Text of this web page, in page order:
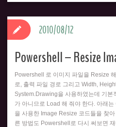
Powershell – Resize
Powershell 로 이미지 파일을 Resize
로, 출력 파일 경로 그리고 Width,
System.Drawing을 사용하였는데 기
가 아니므로 Load 해 줘야 한다. 아래
을 사용한 Image Resize 코드들을 찾
른 방법도 Powershell로 다시 써보면 재
2010/08/12